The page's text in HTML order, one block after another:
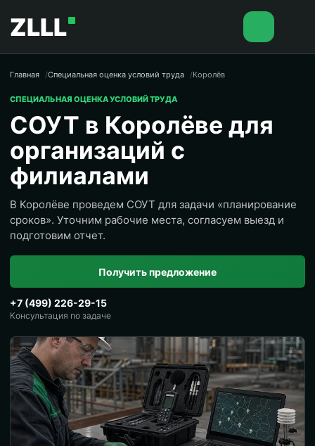
ZLLL
Главная Специальная оценка условий труда Королёв
СПЕЦИАЛЬНАЯ ОЦЕНКА УСЛОВИЙ ТРУДА
СОУТ в Королёве для
организаций с
филиалами
В Королёве проведем СОУТ для задачи «планирование
сроков». Уточним рабочие места, согласуем выезд и
подготовим отчет.
Получить предложение
+7 (499) 226-29-15
Консультация по задаче